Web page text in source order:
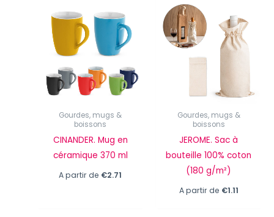
Gourdes, mugs &
boissons
CINANDER. Mug en
céramique 370 ml
A partir de €2.71
Gourdes, mugs &
boissons
JEROME. Sac à
bouteille 100% coton
(180 g/m²)
A partir de €1.11